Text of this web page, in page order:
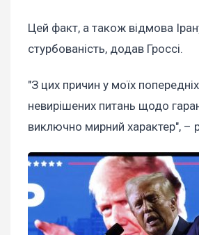
Цей факт, а також відмова
стурбованість, додав Гроссі.
"З цих причин у моїх
невирішених питань щодо
виключно мирний характер",